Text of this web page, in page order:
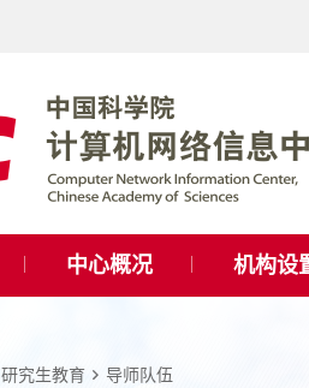
中心概况 机构设
研究生教育 导师队伍